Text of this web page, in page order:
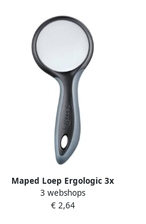
Maped Loep Ergologic 3x
vergroting 50mm
3 webshops
€ 2,64